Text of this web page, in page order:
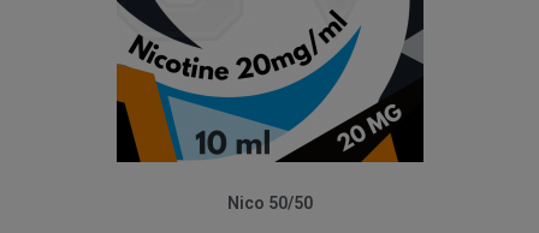
Nico 50/50